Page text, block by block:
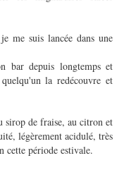
me suis lancée dans une
bar depuis longtemps et
la redécouvre et
sirop de fraise, au citron et
légèrement acidulé, très
cette période estivale.